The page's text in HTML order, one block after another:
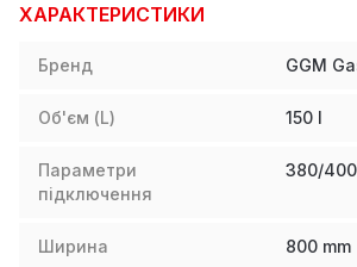
ХАРАКТЕРИСТИКИ
Бренд GGM
Об'єм (L) 150 l
Параметри
підключення
380/
Ширина 800 mm